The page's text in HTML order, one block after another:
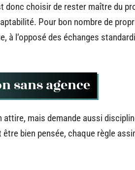
donc choisir de rester maître du
Pour bon nombre de
à l’opposé des échanges
sans agence
attire, mais demande aussi
être bien pensée, chaque règle